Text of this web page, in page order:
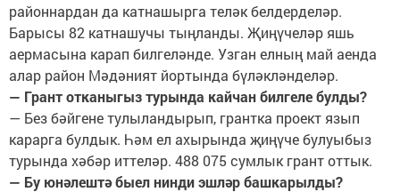
районнардан да катнашырга теләк белдерделәр.
Барысы 82 катнашучы тыңланды. Җиңүчеләр яшь
аермасына карап билгеләнде. Узган елның май аенда
алар район Мәдәният йортында бүләкләнделәр.
— Грант отканыгыз турында кайчан билгеле булды?
— Без бәйгене тулыландырып, грантка проект язып
карарга булдык. Һәм ел ахырында җиңүче булуыбыз
турында хәбәр иттеләр. 488 075 сумлык грант оттык.
— Бу юнәлештә быел нинди эшләр башкарылды?